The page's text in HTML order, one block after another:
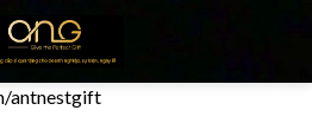
antnestgift